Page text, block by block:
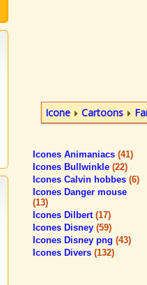
Icone Cartoons
Icones Animaniacs (41)
Icones Bullwinkle (22)
Icones Calvin hobbes (6)
Icones Danger mouse
(13)
Icones Dilbert (17)
Icones Disney (59)
Icones Disney png (43)
Icones Divers (132)